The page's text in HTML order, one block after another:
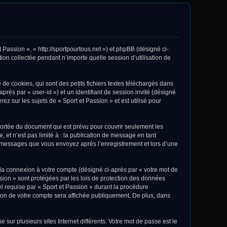
», « http://sportpourtous.net ») et phpBB (désigné ci-
collectée pendant n’importe quelle session d’utilisation de
cookies, qui sont des petits fichiers textes téléchargés dans
par « user-id ») et un identifiant de session invité (désigné
sur les sujets de « Sport et Passion » et est utilisé pour
du document qui est prévu pour couvrir seulement les
n’est pas limité à : la publication de message en tant
que vous envoyez après l’enregistrement et lors d’une
connexion à votre compte (désigné ci-après par « votre mot de
» sont protégées par les lois de protection des données
requise par « Sport et Passion » durant la procédure
de votre compte sera affichée publiquement. De plus, dans
sur plusieurs sites Internet différents. Votre mot de passe est le